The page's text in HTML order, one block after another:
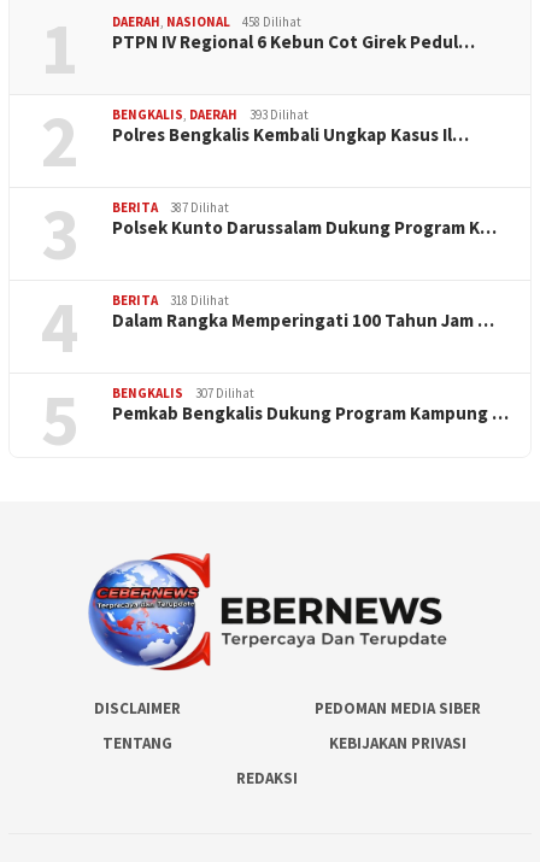
1 DAERAH, NASIONAL 458 Dilihat
PTPN IV Regional 6 Kebun Cot Girek Pedul…
2 BENGKALIS, DAERAH 393 Dilihat
Polres Bengkalis Kembali Ungkap Kasus Il…
3 BERITA 387 Dilihat
Polsek Kunto Darussalam Dukung Program K…
4 BERITA 318 Dilihat
Dalam Rangka Memperingati 100 Tahun Jam …
5 BENGKALIS 307 Dilihat
Pemkab Bengkalis Dukung Program Kampung …
DISCLAIMER
PEDOMAN MEDIA SIBER
TENTANG
KEBIJAKAN PRIVASI
REDAKSI